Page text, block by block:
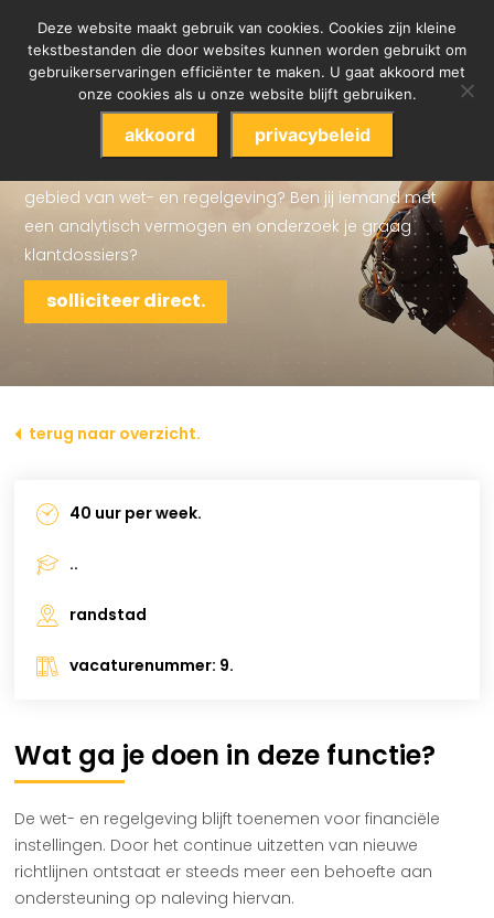
medior kyc officer / -analist.
gebied van wet- en regelgeving? Ben jij iemand met
een analytisch vermogen en onderzoek je graag
klantdossiers?
solliciteer direct.
terug naar overzicht.
40 uur per week.
..
randstad
vacaturenummer: 9.
Wat ga je doen in deze functie?
De wet- en regelgeving blijft toenemen voor financiële
instellingen. Door het continue uitzetten van nieuwe
richtlijnen ontstaat er steeds meer een behoefte aan
ondersteuning op naleving hiervan.
Deze website maakt gebruik van cookies. Cookies zijn kleine
tekstbestanden die door websites kunnen worden gebruikt om
gebruikerservaringen efficiënter te maken. U gaat akkoord met
onze cookies als u onze website blijft gebruiken.
akkoord privacybeleid